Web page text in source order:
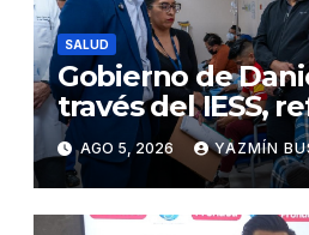
SALUD
Gobierno de
través del IESS,
abastecimiento
en 86
salud
AGO 5, 2026 YAZMÍN